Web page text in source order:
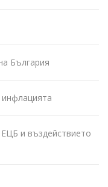
България
и въздействието